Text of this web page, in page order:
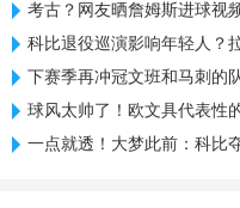
考古？网友晒詹姆斯进球视
科比退役巡演影响年轻人？拉
下赛季再冲冠文班和马刺的
球风太帅了！欧文具代表性
一点就透！大梦此前：科比夺